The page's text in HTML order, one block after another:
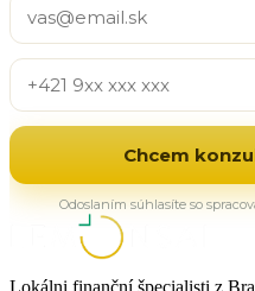
Chcem
Odoslaním súhlasíte so